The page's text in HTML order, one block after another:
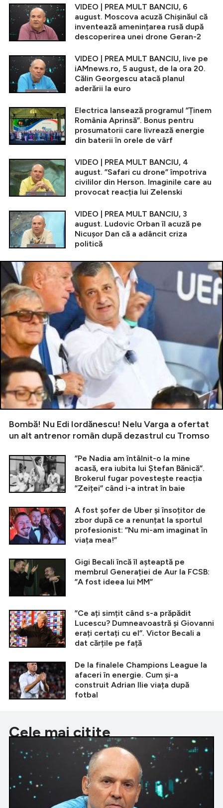
VIDEO | PREA MULT BANCIU, 6
august. Moscova acuză Chișinăul că
inventează amenințarea rusă după
descoperirea unei drone Geran-2
VIDEO | PREA MULT BANCIU, live pe
iAMnews.ro, 5 august, de la ora 20.
Călin Georgescu atacă planul
aderării la euro
Electrica lansează programul ”Ținem
România Aprinsă”. Bonus pentru
prosumatorii care livrează energie
din baterii în orele de vârf
VIDEO | PREA MULT BANCIU, 4
august. ”Safari cu drone” împotriva
civililor din Herson. Imaginile care au
provocat reacția lui Zelenski
VIDEO | PREA MULT BANCIU, 3
august. Ludovic Orban îl acuză pe
Nicușor Dan că a adâncit criza
politică
Bombă! Nu Edi Iordănescu! Nelu Varga a ofertat
un alt antrenor român după dezastrul cu Tromso
”Pe Nadia am întâlnit-o la mine
acasă, era iubita lui Ștefan Bănică”.
Brokerul fugar povestește reacția
”Zeiței” când i-a intrat în baie
A fost șofer de Uber și însoțitor de
zbor după ce a renunțat la sportul
profesionist: ”Nu mi-am imaginat în
viața mea!”
Gigi Becali încă îl așteaptă pe
membrul Generației de Aur la FCSB:
”A fost ideea lui MM”
”Ce ați simțit când s-a prăpădit
Lucescu? Dumneavoastră și Giovanni
erați certați cu el”. Victor Becali a
dat cărțile pe față
De la finalele Champions League la
afaceri în energie. Cum și-a
construit Adrian Ilie viața după
fotbal
Cele mai citite